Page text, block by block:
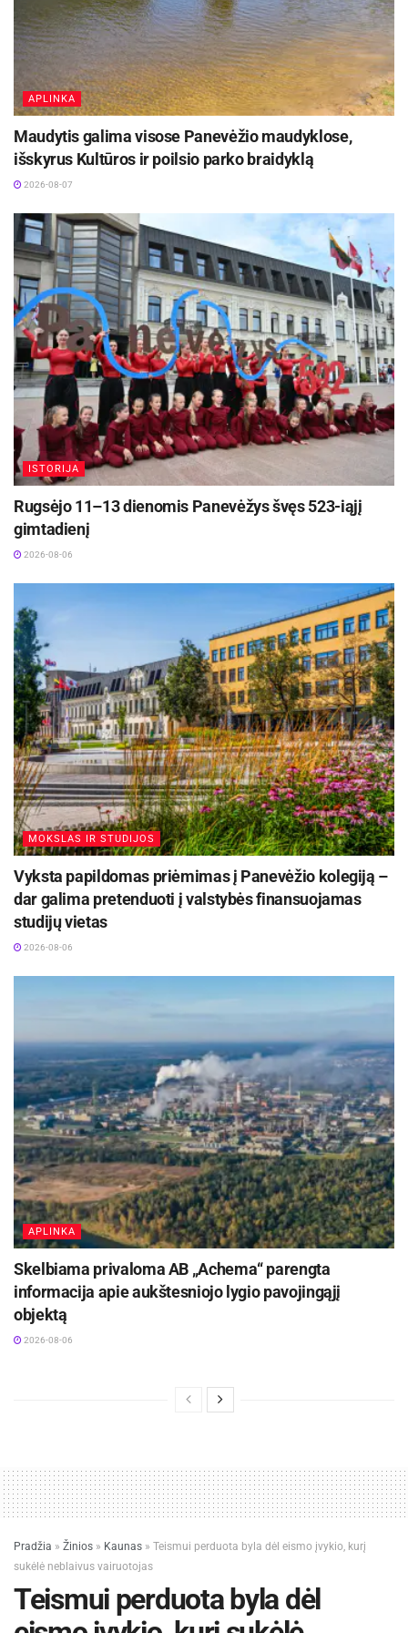
Panevėžio miesto savivaldybė
Žymos: Panevėžio miesto savivaldybė
APLINKA
Maudytis galima visose Panevėžio maudyklose,
išskyrus Kultūros ir poilsio parko braidyklą
2026-08-07
ISTORIJA
Rugsėjo 11–13 dienomis Panevėžys švęs 523-iąjį
gimtadienį
2026-08-06
MOKSLAS IR STUDIJOS
Vyksta papildomas priėmimas į Panevėžio kolegiją –
dar galima pretenduoti į valstybės finansuojamas
studijų vietas
2026-08-06
APLINKA
Skelbiama privaloma AB „Achema“ parengta
informacija apie aukštesniojo lygio pavojingąjį
objektą
2026-08-06
Pradžia » Žinios » Kaunas » Teismui perduota byla dėl eismo įvykio, kurį
sukėlė neblaivus vairuotojas
Teismui perduota byla dėl